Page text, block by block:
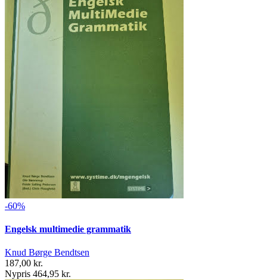
-60%
Engelsk multimedie grammatik
Knud Børge Bendtsen
187,00 kr.
Nypris 464,95 kr.